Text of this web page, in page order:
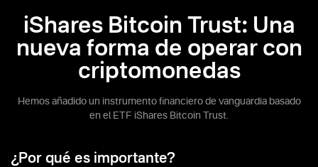
iShares Bitcoin Trust: Una
nueva forma de operar con
criptomonedas
Hemos añadido un instrumento financiero de vanguardia basado
en el ETF iShares Bitcoin Trust.
¿Por qué es importante?